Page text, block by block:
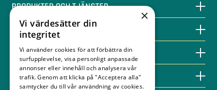
PRODUKTER OCH TJÄNSTER
SPARA MED BIOENERGI
KUNSKAPSBANKEN
KONTAKT
×
Vi värdesätter din
integritet
Vi använder cookies för att förbättra din
surfupplevelse, visa personligt anpassade
annonser eller innehåll och analysera vår
trafik. Genom att klicka på "Acceptera alla"
samtycker du till vår användning av cookies.